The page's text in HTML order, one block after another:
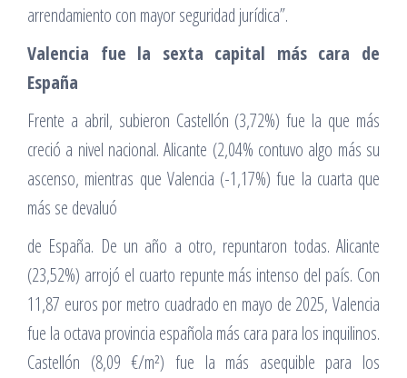
arrendamiento con mayor seguridad jurídica”.
Valencia fue la sexta capital más cara de
España
Frente a abril, subieron Castellón (3,72%) fue la que más
creció a nivel nacional. Alicante (2,04% contuvo algo más su
ascenso, mientras que Valencia (-1,17%) fue la cuarta que
más se devaluó
de España. De un año a otro, repuntaron todas. Alicante
(23,52%) arrojó el cuarto repunte más intenso del país. Con
11,87 euros por metro cuadrado en mayo de 2025, Valencia
fue la octava provincia española más cara para los inquilinos.
Castellón (8,09 €/m²) fue la más asequible para los